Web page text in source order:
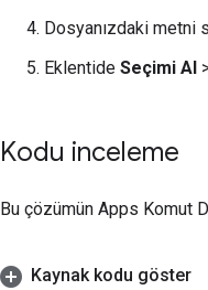
Dosyanızdaki metni
Eklentide Seçimi Al
Kodu inceleme
Bu çözümün Apps Komut
Kaynak kodu göster